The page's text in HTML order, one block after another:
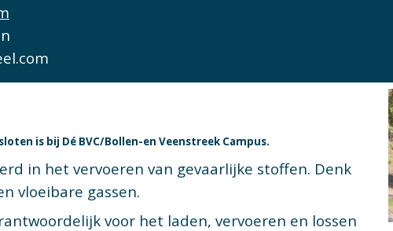
is bij Dé BVC/Bollen-en Veenstreek Campus.
in het vervoeren van gevaarlijke stoffen. Denk
vloeibare gassen.
voor het laden, vervoeren en lossen